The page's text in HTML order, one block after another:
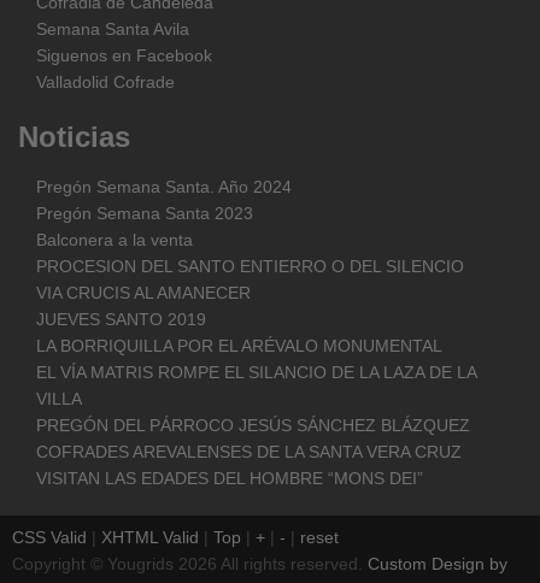
Semana Santa Avila
Siguenos en Facebook
Valladolid Cofrade
Noticias
Pregón Semana Santa. Año 2024
Pregón Semana Santa 2023
Balconera a la venta
PROCESION DEL SANTO ENTIERRO O DEL SILENCIO
VIA CRUCIS AL AMANECER
JUEVES SANTO 2019
LA BORRIQUILLA POR EL ARÉVALO MONUMENTAL
EL VÍA MATRIS ROMPE EL SILANCIO DE LA LAZA DE LA
VILLA
PREGÓN DEL PÁRROCO JESÚS SÁNCHEZ BLÁZQUEZ
COFRADES AREVALENSES DE LA SANTA VERA CRUZ
VISITAN LAS EDADES DEL HOMBRE “MONS DEI”
CSS Valid | XHTML Valid | Top | + | - | reset
Copyright © Yougrids 2026 All rights reserved. Custom Design by